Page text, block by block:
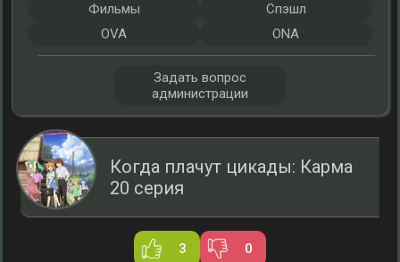
Когда плачут цикады: Карма
20 серия
3 0
Фильмы
Спэшл
OVA
ONA
Задать вопрос
администрации